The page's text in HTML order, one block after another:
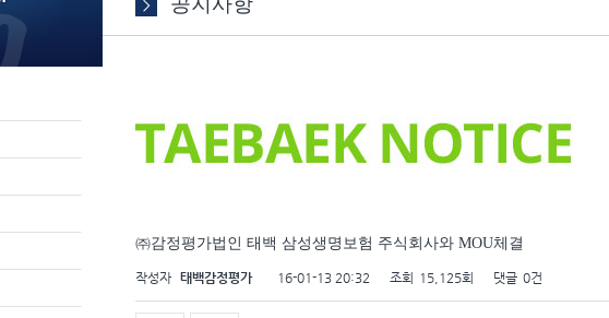
㈜감정평가법인 태백 삼성생명보험 주식회사와 MOU체결
작성자 태백감정평가 16-01-13 20:32 조회 15,125회 댓글 0건